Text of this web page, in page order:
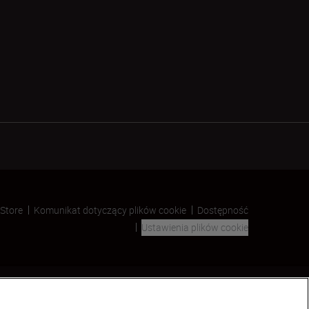
Komunikat dotyczący plików cookie
Dostępność
Ustawienia plików cookie